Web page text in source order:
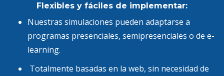
Flexibles y fáciles de implementar:
Nuestras simulaciones pueden adaptarse a
programas presenciales, semipresenciales o de e-
learning.
Totalmente basadas en la web, sin necesidad de